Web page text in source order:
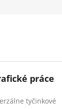
práce
tyčinkové